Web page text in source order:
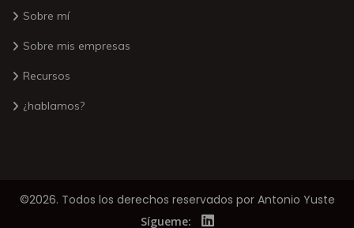
Sobre mí
Sobre mis empresas
Recursos
¿hablamos?
©2026. Todos los derechos reservados por Antonio Yuste
Sígueme: